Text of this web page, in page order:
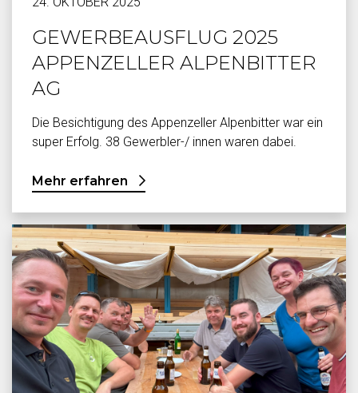
GEWERBEAUSFLUG 2025
APPENZELLER ALPENBITTER
AG
Die Besichtigung des Appenzeller Alpenbitter war ein
super Erfolg. 38 Gewerbler-/ innen waren dabei.
Mehr erfahren